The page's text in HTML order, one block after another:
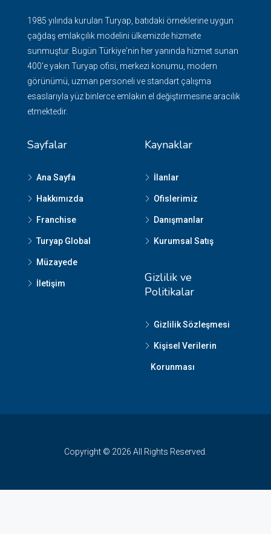
1985 yılında kurulan Turyap, batıdaki örneklerine uygun
çağdaş emlakçılık modelini ülkemizde hizmete
sunmuştur. Bugün Türkiye'nin her yanında hizmet sunan
400'e yakın Turyap ofisi, merkezi konumu, modern
görünümü, uzman personeli ve standart çalışma
esaslarıyla yüz binlerce emlakın el değiştirmesine aracılık
etmektedir.
Sayfalar
Ana Sayfa
Hakkımızda
Franchise
Turyap Global
Müzayede
İletişim
Kaynaklar
İlanlar
Ofislerimiz
Danışmanlar
Kurumsal Satış
Gizlilik ve
Politikalar
Gizlilik Sözleşmesi
Kişisel Verilerin
Korunması
Copyright © 2026 All Rights Reserved.